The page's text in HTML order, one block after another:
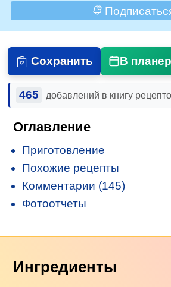
Сохранить В планер
465 добавлений в книгу
Оглавление
Приготовление
Похожие рецепты
Комментарии (145)
Фотоотчеты
Ингредиенты